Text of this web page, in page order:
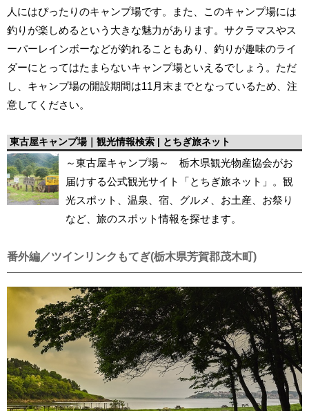
人にはぴったりのキャンプ場です。また、このキャンプ場には
釣りが楽しめるという大きな魅力があります。サクラマスやス
ーパーレインボーなどが釣れることもあり、釣りが趣味のライ
ダーにとってはたまらないキャンプ場といえるでしょう。ただ
し、キャンプ場の開設期間は11月末までとなっているため、注
意してください。
東古屋キャンプ場｜観光情報検索 | とちぎ旅ネット
～東古屋キャンプ場～ 栃木県観光物産協会がお
届けする公式観光サイト「とちぎ旅ネット」。観
光スポット、温泉、宿、グルメ、お土産、お祭り
など、旅のスポット情報を探せます。
番外編／ツインリンクもてぎ(栃木県芳賀郡茂木町)